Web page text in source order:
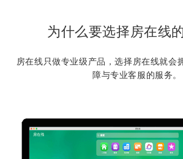
为什么要选择房在线
房在线只做专业级产品，选择房在线就会
障与专业客服的服务。